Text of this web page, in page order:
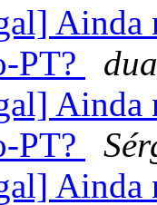
Ainda
PT?
Ainda
PT?
Ainda